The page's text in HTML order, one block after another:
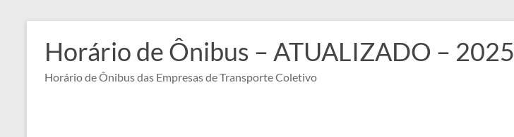
paraHorário de Ônibus – ATUALIZADO – 2025
Horário de Ônibus das Empresas de Transporte Coletivo